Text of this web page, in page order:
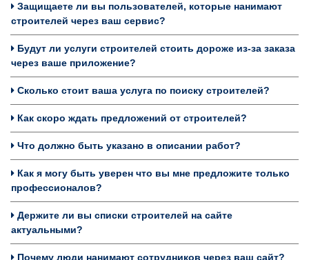
Защищаете ли вы пользователей, которые нанимают
строителей через ваш сервис?
Будут ли услуги строителей стоить дороже из-за заказа
через ваше приложение?
Сколько стоит ваша услуга по поиску строителей?
Как скоро ждать предложений от строителей?
Что должно быть указано в описании работ?
Как я могу быть уверен что вы мне предложите только
профессионалов?
Держите ли вы списки строителей на сайте
актуальными?
Почему люди нанимают сотрудников через ваш сайт?